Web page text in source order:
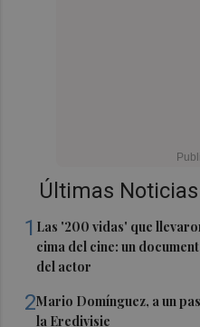
Últimas Noticias
1 Las '200 vidas' que
cima del cine: un
del actor
2Mario Domínguez, a un
la Eredivisie